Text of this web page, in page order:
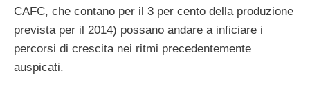
CAFC, che contano per il 3 per cento della produzione
prevista per il 2014) possano andare a inficiare i
percorsi di crescita nei ritmi precedentemente
auspicati.